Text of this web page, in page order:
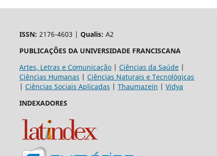
ISSN: 2176-4603 | Qualis: A2
PUBLICAÇÕES DA UNIVERSIDADE FRANCISCANA
Artes, Letras e Comunicação| Ciências da Saúde|
Ciências Humanas | Ciências Naturais e Tecnológicas
| Ciências Sociais Aplicadas | Thaumazein | Vidya
INDEXADORES